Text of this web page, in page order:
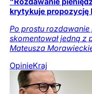
krytykuje propozycję
Po prostu
skomentował jedną
Mateusza
OpinieKraj